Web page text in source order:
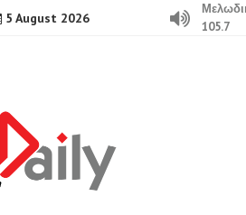
5 August 2026
105.7